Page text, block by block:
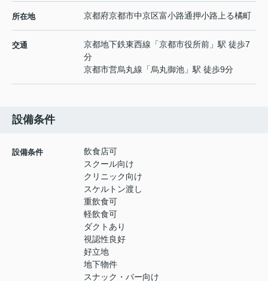
所在地 京都府京都市中京区富小路通押小路上る橘町
交通 京都地下鉄東西線 「京都市役所前 」駅 徒歩7
分
京都市営烏丸線 「烏丸御池 」駅 徒歩9分
設備条件
設備条件
飲食店可
スクール向け
クリニック向け
スケルトン渡し
重飲食可
軽飲食可
ダクトあり
視認性良好
好立地
地下物件
スナック・バー向け